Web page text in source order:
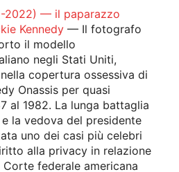
2022) — il paparazzo
Kennedy — Il fotografo
il modello
negli Stati Uniti,
copertura ossessiva di
Onassis per quasi
al 1982. La lunga battaglia
la vedova del presidente
uno dei casi più celebri
alla privacy in relazione
federale americana